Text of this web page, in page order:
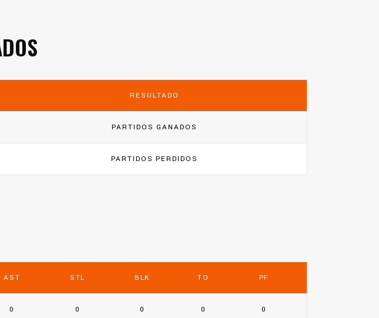
RESULTADO
PARTIDOS GANADOS
PARTIDOS PERDIDOS
AST STL BLK TO PF
0 0 0 0 0